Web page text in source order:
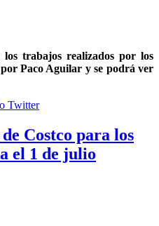
trabajos realizados por los
Paco Aguilar y se podrá ver
Costco para los
el 1 de julio